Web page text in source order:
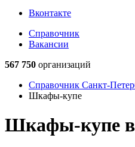
Вконтакте
Справочник
Вакансии
567 750 организаций
Справочник Санкт-
Шкафы-купе
Шкафы-купе в